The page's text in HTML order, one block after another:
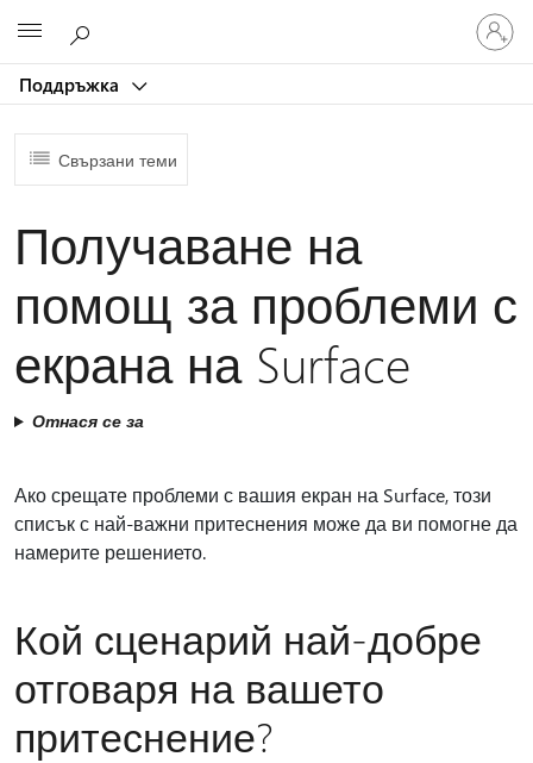
Поддръжка
Влезте
във
вашия
Свързани теми
Получаване на
помощ за проблеми с
екрана на Surface
Отнася се за
Ако срещате проблеми с вашия екран на Surface, този
списък с най-важни притеснения може да ви помогне да
намерите решението.
Кой сценарий най-добре
отговаря на вашето
притеснение?